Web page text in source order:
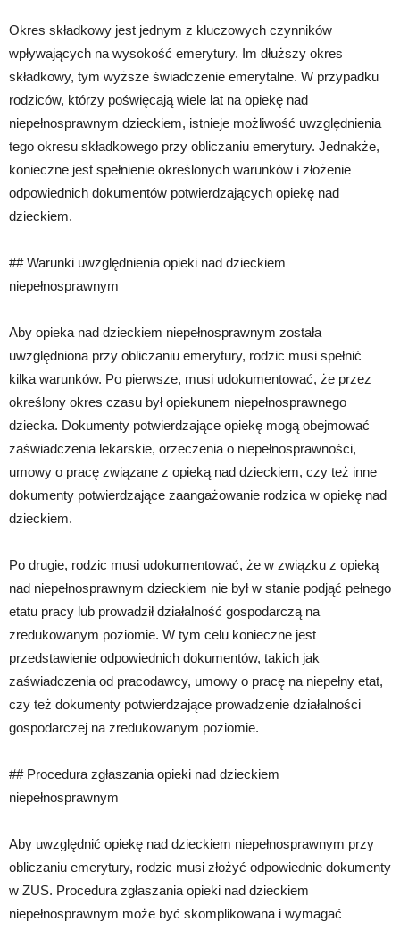
Okres składkowy jest jednym z kluczowych czynników
wpływających na wysokość emerytury. Im dłuższy okres
składkowy, tym wyższe świadczenie emerytalne. W przypadku
rodziców, którzy poświęcają wiele lat na opiekę nad
niepełnosprawnym dzieckiem, istnieje możliwość uwzględnienia
tego okresu składkowego przy obliczaniu emerytury. Jednakże,
konieczne jest spełnienie określonych warunków i złożenie
odpowiednich dokumentów potwierdzających opiekę nad
dzieckiem.
## Warunki uwzględnienia opieki nad dzieckiem
niepełnosprawnym
Aby opieka nad dzieckiem niepełnosprawnym została
uwzględniona przy obliczaniu emerytury, rodzic musi spełnić
kilka warunków. Po pierwsze, musi udokumentować, że przez
określony okres czasu był opiekunem niepełnosprawnego
dziecka. Dokumenty potwierdzające opiekę mogą obejmować
zaświadczenia lekarskie, orzeczenia o niepełnosprawności,
umowy o pracę związane z opieką nad dzieckiem, czy też inne
dokumenty potwierdzające zaangażowanie rodzica w opiekę nad
dzieckiem.
Po drugie, rodzic musi udokumentować, że w związku z opieką
nad niepełnosprawnym dzieckiem nie był w stanie podjąć pełnego
etatu pracy lub prowadził działalność gospodarczą na
zredukowanym poziomie. W tym celu konieczne jest
przedstawienie odpowiednich dokumentów, takich jak
zaświadczenia od pracodawcy, umowy o pracę na niepełny etat,
czy też dokumenty potwierdzające prowadzenie działalności
gospodarczej na zredukowanym poziomie.
## Procedura zgłaszania opieki nad dzieckiem
niepełnosprawnym
Aby uwzględnić opiekę nad dzieckiem niepełnosprawnym przy
obliczaniu emerytury, rodzic musi złożyć odpowiednie dokumenty
w ZUS. Procedura zgłaszania opieki nad dzieckiem
niepełnosprawnym może być skomplikowana i wymagać